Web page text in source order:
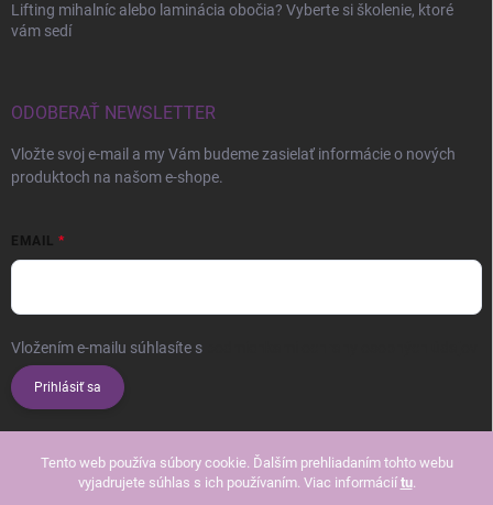
Tento web používa súbory cookie. Ďalším prehliadaním tohto webu
vyjadrujete súhlas s ich používaním. Viac informácií tu.
Lifting mihalníc alebo laminácia obočia? Vyberte si školenie, ktoré
vám sedí
ODOBERAŤ NEWSLETTER
Vložte svoj e-mail a my Vám budeme zasielať informácie o nových
produktoch na našom e-shope.
EMAIL
Vložením e-mailu súhlasíte s
Prihlásiť sa